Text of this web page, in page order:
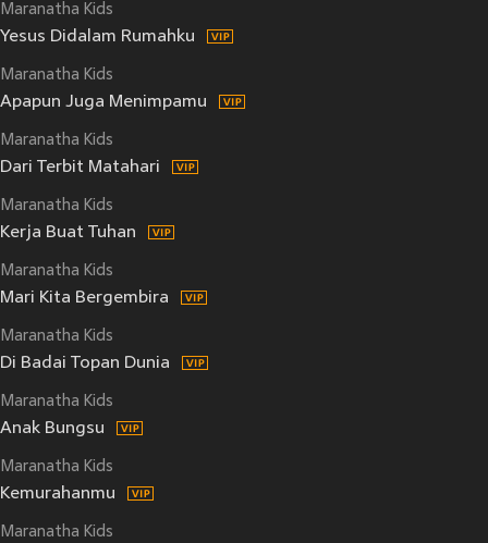
Maranatha Kids
Yesus Didalam Rumahku
Maranatha Kids
Apapun Juga Menimpamu
Maranatha Kids
Dari Terbit Matahari
Maranatha Kids
Kerja Buat Tuhan
Maranatha Kids
Mari Kita Bergembira
Maranatha Kids
Di Badai Topan Dunia
Maranatha Kids
Anak Bungsu
Maranatha Kids
Kemurahanmu
Maranatha Kids